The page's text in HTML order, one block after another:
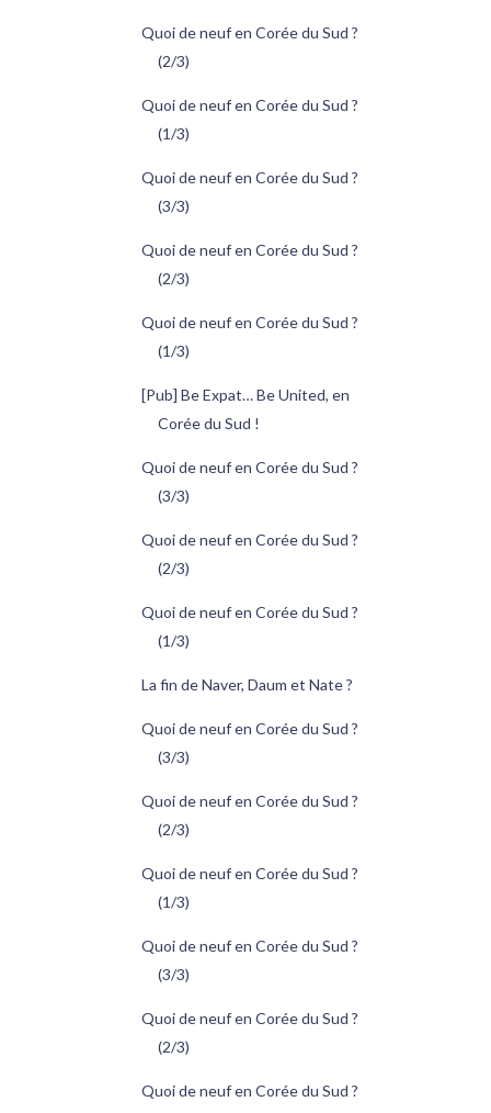
Quoi de neuf en Corée du Sud ?
(2/3)
Quoi de neuf en Corée du Sud ?
(1/3)
Quoi de neuf en Corée du Sud ?
(3/3)
Quoi de neuf en Corée du Sud ?
(2/3)
Quoi de neuf en Corée du Sud ?
(1/3)
[Pub] Be Expat… Be United, en
Corée du Sud !
Quoi de neuf en Corée du Sud ?
(3/3)
Quoi de neuf en Corée du Sud ?
(2/3)
Quoi de neuf en Corée du Sud ?
(1/3)
La fin de Naver, Daum et Nate ?
Quoi de neuf en Corée du Sud ?
(3/3)
Quoi de neuf en Corée du Sud ?
(2/3)
Quoi de neuf en Corée du Sud ?
(1/3)
Quoi de neuf en Corée du Sud ?
(3/3)
Quoi de neuf en Corée du Sud ?
(2/3)
Quoi de neuf en Corée du Sud ?